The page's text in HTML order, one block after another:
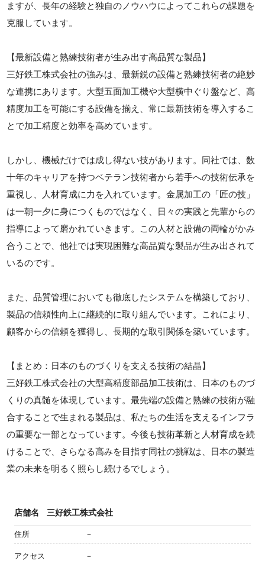
ますが、長年の経験と独自のノウハウによってこれらの課題を
克服しています。
【最新設備と熟練技術者が生み出す高品質な製品】
三好鉄工株式会社の強みは、最新鋭の設備と熟練技術者の絶妙
な連携にあります。大型五面加工機や大型横中ぐり盤など、高
精度加工を可能にする設備を揃え、常に最新技術を導入するこ
とで加工精度と効率を高めています。
しかし、機械だけでは成し得ない技があります。同社では、数
十年のキャリアを持つベテラン技術者から若手への技術伝承を
重視し、人材育成に力を入れています。金属加工の「匠の技」
は一朝一夕に身につくものではなく、日々の実践と先輩からの
指導によって磨かれていきます。この人材と設備の両輪がかみ
合うことで、他社では実現困難な高品質な製品が生み出されて
いるのです。
また、品質管理においても徹底したシステムを構築しており、
製品の信頼性向上に継続的に取り組んでいます。これにより、
顧客からの信頼を獲得し、長期的な取引関係を築いています。
【まとめ：日本のものづくりを支える技術の結晶】
三好鉄工株式会社の大型高精度部品加工技術は、日本のものづ
くりの真髄を体現しています。最先端の設備と熟練の技術が融
合することで生まれる製品は、私たちの生活を支えるインフラ
の重要な一部となっています。今後も技術革新と人材育成を続
けることで、さらなる高みを目指す同社の挑戦は、日本の製造
業の未来を明るく照らし続けるでしょう。
店舗名 三好鉄工株式会社
住所 －
アクセス －